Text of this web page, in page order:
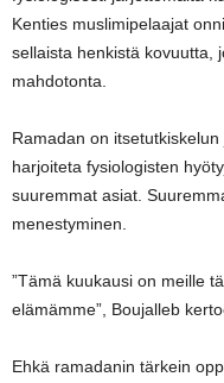
Kenties muslimipelaajat
sellaista henkistä kovuutta,
mahdotonta.
Ramadan on
harjoiteta fysiologisten
suuremmat asiat.
menestyminen.
”Tämä kuukausi on meille
elämämme”, Boujalleb
Ehkä ramadanin tärkein